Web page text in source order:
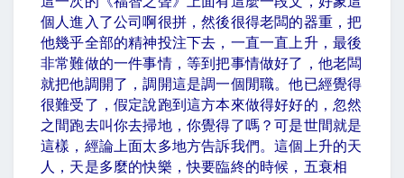
個人進入了公司啊很拼，然後很得老闆的器重，把
他幾乎全部的精神投注下去，一直一直上升，最後
非常難做的一件事情，等到把事情做好了，他老闆
就把他調開了，調開這是調一個閒職。他已經覺得
很難受了，假定說跑到這方本來做得好好的，忽然
之間跑去叫你去掃地，你覺得了嗎？可是世間就是
這樣，經論上面太多地方告訴我們。這個上升的天
人，天是多麼的快樂，快要臨終的時候，五衰相